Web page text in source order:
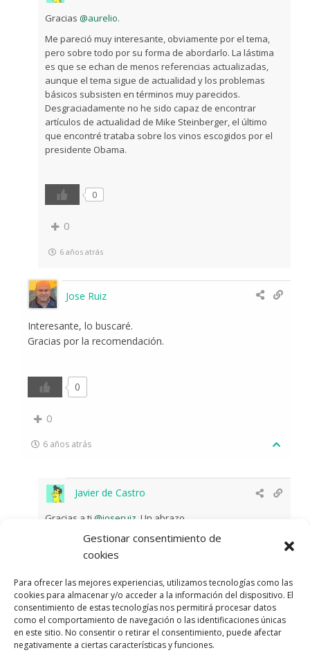
Gestionar consentimiento de
cookies
Para ofrecer las mejores experiencias, utilizamos tecnologías como las
cookies para almacenar y/o acceder a la información del dispositivo. El
consentimiento de estas tecnologías nos permitirá procesar datos
como el comportamiento de navegación o las identificaciones únicas
en este sitio. No consentir o retirar el consentimiento, puede afectar
negativamente a ciertas características y funciones.
Gracias@aurelio.
Me pareció muy interesante, obviamente por el tema,
pero sobre todo por su forma de abordarlo. La lástima
es que se echan de menos referencias actualizadas,
aunque el tema sigue de actualidad y los problemas
básicos subsisten en términos muy parecidos.
Desgraciadamente no he sido capaz de encontrar
artículos de actualidad de Mike Steinberger, el último
que encontré trataba sobre los vinos escogidos por el
presidente Obama.
0
0
6 años atrás
Jose Ruiz
Interesante, lo buscaré.
Gracias por la recomendación.
0
0
6 años atrás
Javier de Castro
Gracias a ti@joseruiz . Un abrazo
0
1
6 años atrás